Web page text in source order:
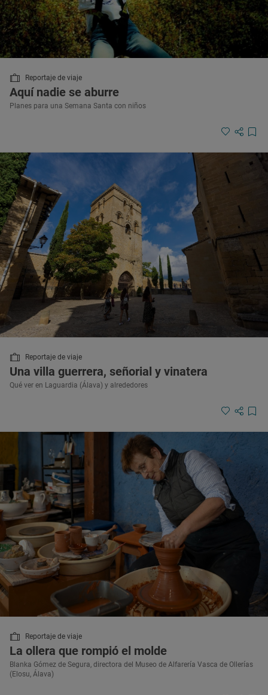
Reportaje de viaje
Aquí nadie se aburre
Planes para una Semana Santa con niños
Reportaje de viaje
Una villa guerrera, señorial y vinatera
Qué ver en Laguardia (Álava) y alrededores
Reportaje de viaje
La ollera que rompió el molde
Blanka Gómez de Segura, directora del Museo de Alfarería Vasca de Ollerías
(Elosu, Álava)